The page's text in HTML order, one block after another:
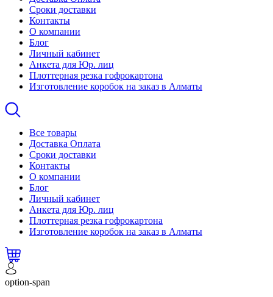
Сроки доставки
Контакты
О компании
Блог
Личный кабинет
Анкета для Юр. лиц
Плоттерная резка гофрокартона
Изготовление коробок на заказ в Алматы
Все товары
Доставка Оплата
Сроки доставки
Контакты
О компании
Блог
Личный кабинет
Анкета для Юр. лиц
Плоттерная резка гофрокартона
Изготовление коробок на заказ в Алматы
option-span